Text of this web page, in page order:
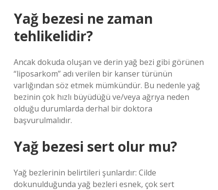
Yağ bezesi ne zaman
tehlikelidir?
Ancak dokuda oluşan ve derin yağ bezi gibi görünen
“liposarkom” adı verilen bir kanser türünün
varlığından söz etmek mümkündür. Bu nedenle yağ
bezinin çok hızlı büyüdüğü ve/veya ağrıya neden
olduğu durumlarda derhal bir doktora
başvurulmalıdır.
Yağ bezesi sert olur mu?
Yağ bezlerinin belirtileri şunlardır: Cilde
dokunulduğunda yağ bezleri esnek, çok sert